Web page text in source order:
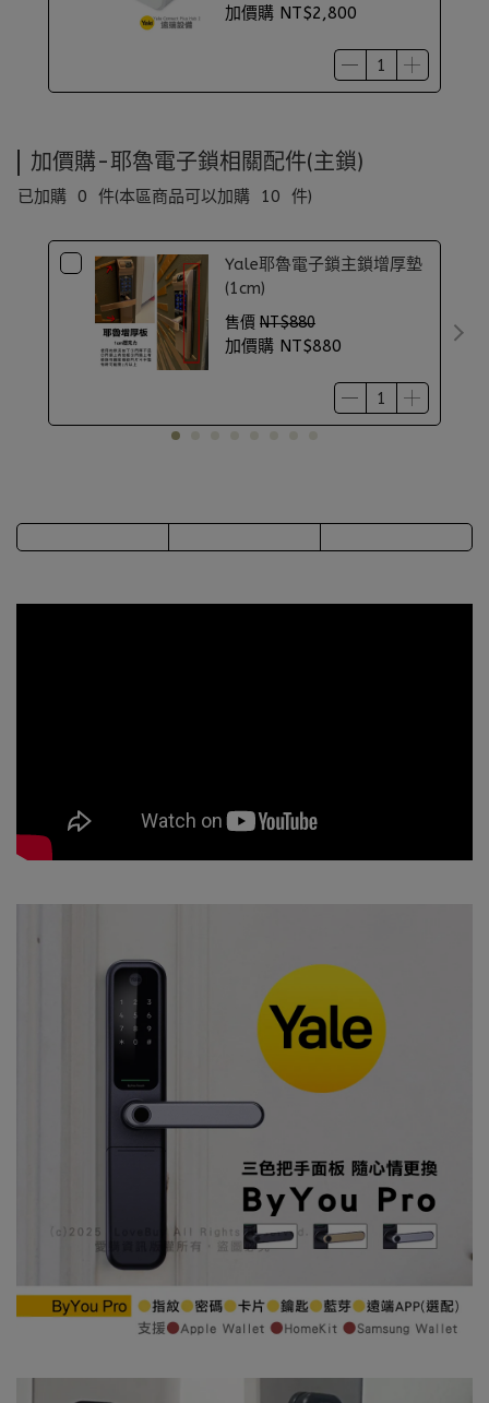
加價購 NT$2,800
加價購-耶魯電子鎖相關配件(主鎖)
已加購 0 件(本區商品可以加購 10 件)
Yale耶魯電子鎖主鎖增厚墊
(1cm)
售價 NT$880
加價購 NT$880